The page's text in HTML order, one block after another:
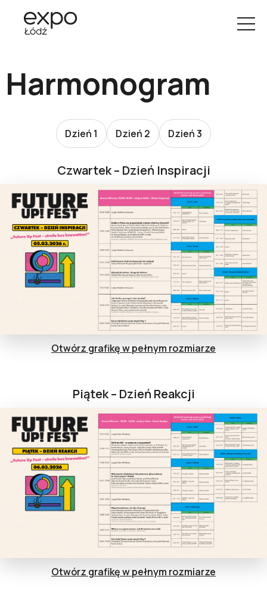
Harmonogram
Dzień 1 Dzień 2 Dzień 3
Czwartek – Dzień Inspiracji
Otwórz grafikę w pełnym rozmiarze
Piątek – Dzień Reakcji
Otwórz grafikę w pełnym rozmiarze